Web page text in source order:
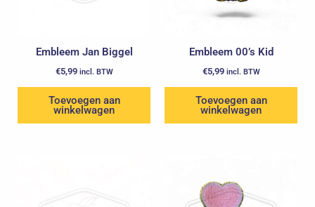
Embleem Jan Biggel
€5,99 incl. BTW
Toevoegen aan
winkelwagen
Embleem 00’s Kid
€5,99 incl. BTW
Toevoegen aan
winkelwagen